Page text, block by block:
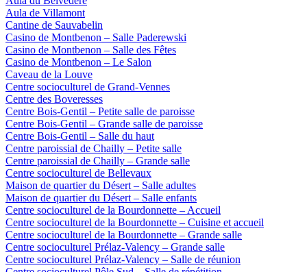
Aula de Villamont
Cantine de Sauvabelin
Casino de Montbenon – Salle Paderewski
Casino de Montbenon – Salle des Fêtes
Casino de Montbenon – Le Salon
Caveau de la Louve
Centre socioculturel de Grand-Vennes
Centre des Boveresses
Centre Bois-Gentil – Petite salle de paroisse
Centre Bois-Gentil – Grande salle de paroisse
Centre Bois-Gentil – Salle du haut
Centre paroissial de Chailly – Petite salle
Centre paroissial de Chailly – Grande salle
Centre socioculturel de Bellevaux
Maison de quartier du Désert – Salle adultes
Maison de quartier du Désert – Salle enfants
Centre socioculturel de la Bourdonnette – Accueil
Centre socioculturel de la Bourdonnette – Cuisine et accueil
Centre socioculturel de la Bourdonnette – Grande salle
Centre socioculturel Prélaz-Valency – Grande salle
Centre socioculturel Prélaz-Valency – Salle de réunion